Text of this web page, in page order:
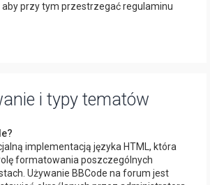
aby przy tym przestrzegać regulaminu
i typy tematów
implementacją języka HTML, która
formatowania poszczególnych
Używanie BBCode na forum jest